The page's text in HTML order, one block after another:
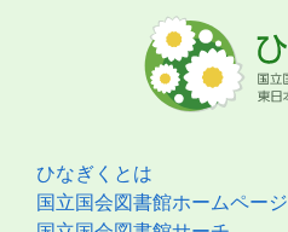
ひなぎくとは
国立国会図書館ホームページ